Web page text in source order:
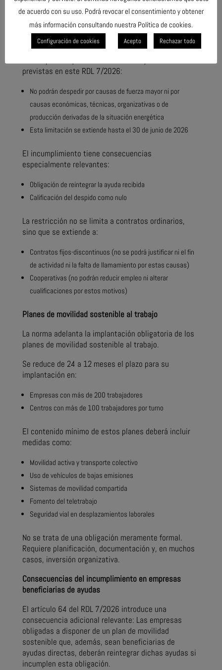
La medida laboral más relevante se encuentra en el
artículo 62 de la norma, que introduce una restricción
directa en materia de despidos.
previstas en este RDL 7/2026:
No podrán despedir por causas de fuerza mayor ni por
causas económicas, técnicas, organizativas o de
producción derivadas de la situación energética
Esta limitación se extiende hasta el 30 de junio de 2026
El incumplimiento tiene consecuencias
especialmente relevantes:
Obligación de reintegrar la ayuda recibida
Calificación del despido como nulo
La restricción no se limita a contratos ordinarios,
sino que se extiende a:
Contratos fijos-discontinuos (no se podrá justificar ni el fin
de actividad ni la falta de llamamiento por estas causas)
Cooperativas (no podrán reducir empleo ni alterar
cualificaciones por estos motivos)
Planes de movilidad sostenible al trabajo
La norma adelanta la implantación obligatoria de los
planes de movilidad sostenible al trabajo.
Se reduce de 24 a 12 meses el plazo para su
implantación en:
Empresas con más de 200 trabajadores
Centros con más de 100 trabajadores por turno
El contenido mínimo de estos planes deberá incluir
medidas como:
Movilidad activa y transporte colectivo
Uso de vehículos de bajas emisiones
Sistemas de movilidad compartida
Fomento del teletrabajo
Seguridad vial en desplazamientos laborales
No se trata de una obligación meramente formal.
Requiere planificación, documentación y, en muchos
casos, inversión organizativa.
Consecuencias del incumplimiento en empresas
beneficiarias de ayudas
El artículo 64 del RDL 7/2026 introduce una
consecuencia adicional relevante: Las empresas
obligadas a disponer de un plan de movilidad
sostenible que, además, sean beneficiarias de
ayudas directas, deberán reintegrar dichas ayudas si
incumplen esta obligación.
de acuerdo con su uso. Podrá revocar el consentimiento y obtener
más información consultando nuestra Política de cookies.
Configuración de cookies Acepto Rechazar todo